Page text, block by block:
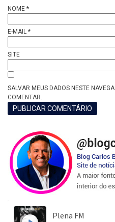
NOME *
E-MAIL *
SITE
SALVAR MEUS DADOS NESTE
COMENTAR.